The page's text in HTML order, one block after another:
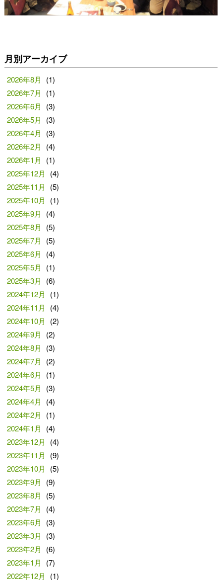
月別アーカイブ
2026年8月
(1)
2026年7月
(1)
2026年6月
(3)
2026年5月
(3)
2026年4月
(3)
2026年2月
(4)
2026年1月
(1)
2025年12月
(4)
2025年11月
(5)
2025年10月
(1)
2025年9月
(4)
2025年8月
(5)
2025年7月
(5)
2025年6月
(4)
2025年5月
(1)
2025年3月
(6)
2024年12月
(1)
2024年11月
(4)
2024年10月
(2)
2024年9月
(2)
2024年8月
(3)
2024年7月
(2)
2024年6月
(1)
2024年5月
(3)
2024年4月
(4)
2024年2月
(1)
2024年1月
(4)
2023年12月
(4)
2023年11月
(9)
2023年10月
(5)
2023年9月
(9)
2023年8月
(5)
2023年7月
(4)
2023年6月
(3)
2023年3月
(3)
2023年2月
(6)
2023年1月
(7)
2022年12月
(1)